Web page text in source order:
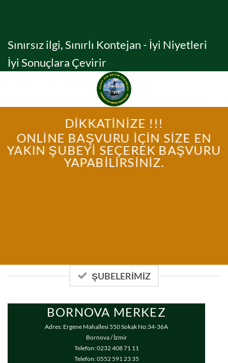
Sınırsız ilgi, Sınırlı Kontejan - İyi Niyetleri
İyi Sonuçlara Çevirir
DIKKATINIZE !!!
ONLINE BAŞVURU İÇİN SİZE EN
YAKIN ŞUBEYİ SEÇEREK BAŞVURU
YAPABILIRSINIZ.
ŞUBELERİMİZ
BORNOVA MERKEZ
Adres: Ergene Mahallesi 550 Sokak No:34-36A
Bornova / İzmir
Telefon: 0232 408 71 11
Telefon: 0552 591 23 35